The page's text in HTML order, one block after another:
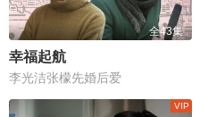
全43集
幸福起航
李光洁张檬先婚后爱